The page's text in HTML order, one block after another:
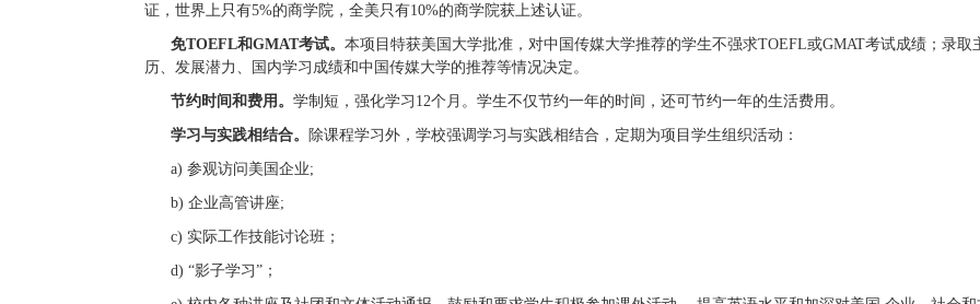
证，世界上只有5%的商学院，全美只有10%的商学院获上述认证。
免TOEFL和GMAT考试。 本项目特获美国大学批准，对中国传媒大学推荐的学生不强求TOEFL或GMAT考试成绩；录
历、发展潜力、国内学习成绩和中国传媒大学的推荐等情况决定。
节约时间和费用。 学制短，强化学习 12个月。学生不仅节约一年的时间，还可节约一年的生活费用。
学习与实践相结合。 除课程学习外，学校强调学习与实践相结合，定期为项目学生组织活动：
a) 参观访问美国企业;
b) 企业高管讲座;
c) 实际工作技能讨论班；
d) “影子学习”；